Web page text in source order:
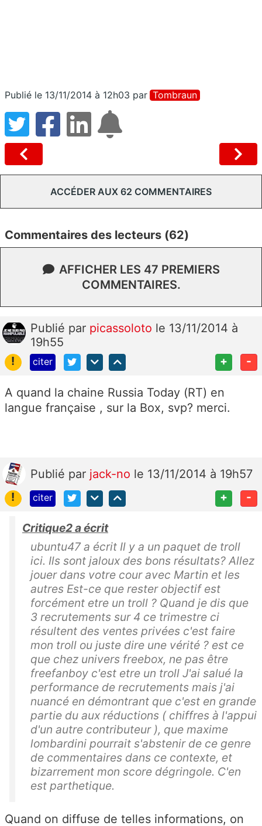
Publié le 13/11/2014 à 12h03 par Tombraun
ACCÉDER AUX 62 COMMENTAIRES
Commentaires des lecteurs (62)
AFFICHER LES 47 PREMIERS
COMMENTAIRES.
Publié par picassoloto le 13/11/2014 à
19h55
!
citer + -
A quand la chaine Russia Today (RT) en
langue française , sur la Box, svp? merci.
Publié par jack-no le 13/11/2014 à 19h57
!
citer + -
Critique2 a écrit
ubuntu47 a écrit Il y a un paquet de troll
ici. Ils sont jaloux des bons résultats? Allez
jouer dans votre cour avec Martin et les
autres Est-ce que rester objectif est
forcément etre un troll ? Quand je dis que
3 recrutements sur 4 ce trimestre ci
résultent des ventes privées c'est faire
mon troll ou juste dire une vérité ? est ce
que chez univers freebox, ne pas être
freefanboy c'est etre un troll J'ai salué la
performance de recrutements mais j'ai
nuancé en démontrant que c'est en grande
partie du aux réductions ( chiffres à l'appui
d'un autre contributeur ), que maxime
lombardini pourrait s'abstenir de ce genre
de commentaires dans ce contexte, et
bizarrement mon score dégringole. C'en
est parthetique.
Quand on diffuse de telles informations, on